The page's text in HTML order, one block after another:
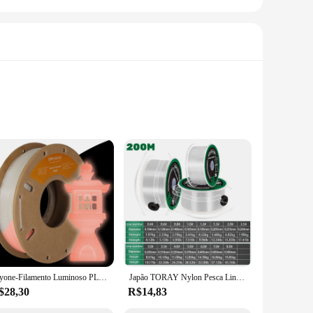
toxic plastic, this defrosting tray is not only durable but
that food items glide effortlessly over it. With a
properties make it suitable for a wide range
for large families or commercial kitchens. The
Eryone-Filamento Luminoso PLA, Plástico Brilhante no Escuro, Materiais de Impressão 3D, Transporte Rápido, 200g, 1,75mm Japão TORAY Nylon Pesca Linha 200M Super Forte Revestimento De Fluorocarbono Linha Principal Linha Invisível Rápido Pesca Carpa Afundando pesca linha multifilamento linha de pipa pescaria linha de pipas chilenas linha
R$14,83